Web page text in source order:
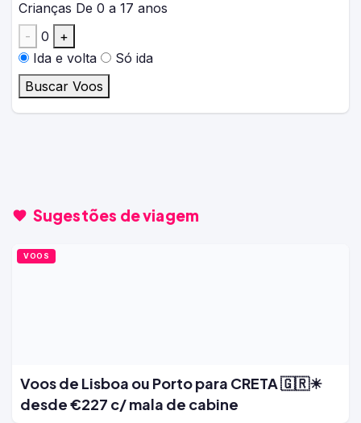
Crianças De 0 a 17 anos
-
0
+
Ida e volta
Só ida
Buscar Voos
Sugestões de viagem
VOOS
Voos de Lisboa ou Porto para CRETA 🇬🇷☀
desde €227 c/ mala de cabine